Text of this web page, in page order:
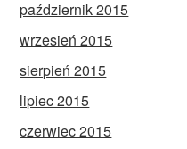
październik 2015
wrzesień 2015
sierpień 2015
lipiec 2015
czerwiec 2015